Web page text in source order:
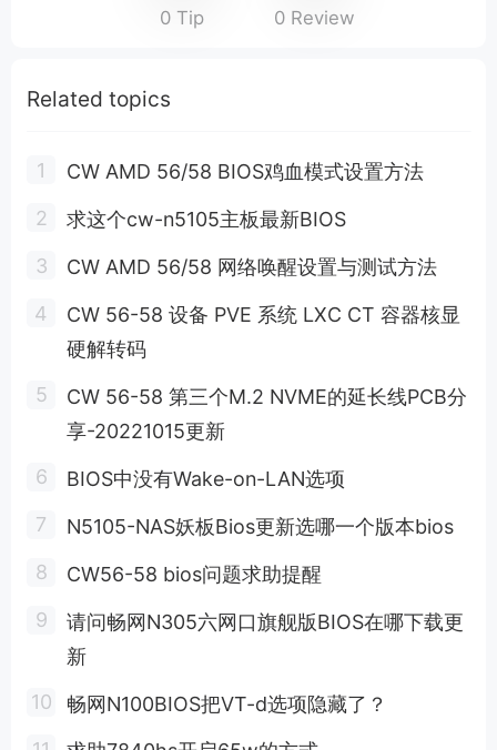
0 Tip 0 Review
Related topics
CW AMD 56/58 BIOS鸡血模式设置方法
求这个cw-n5105主板最新BIOS
CW AMD 56/58 网络唤醒设置与测试方法
CW 56-58 设备 PVE 系统 LXC CT 容器核显
硬解转码
CW 56-58 第三个M.2 NVME的延长线PCB分
享-20221015更新
BIOS中没有Wake-on-LAN选项
N5105-NAS妖板Bios更新选哪一个版本bios
CW56-58 bios问题求助提醒
请问畅网N305六网口旗舰版BIOS在哪下载更
新
畅网N100BIOS把VT-d选项隐藏了？